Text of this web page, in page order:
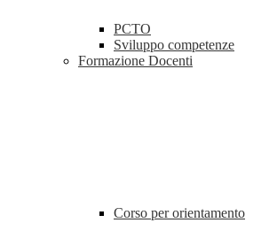
PCTO
Sviluppo competenze
Formazione Docenti
Corso per orientamento